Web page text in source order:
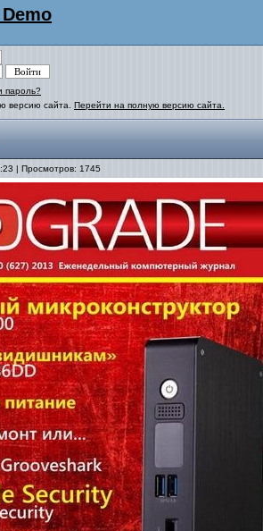
пароль?
версию сайта. Перейти на полную версию сайта.
| Просмотров: 1745